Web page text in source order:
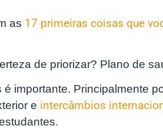
as 17 primeiras coisas que
de priorizar? Plano de
importante. Principalmente
e intercâmbios